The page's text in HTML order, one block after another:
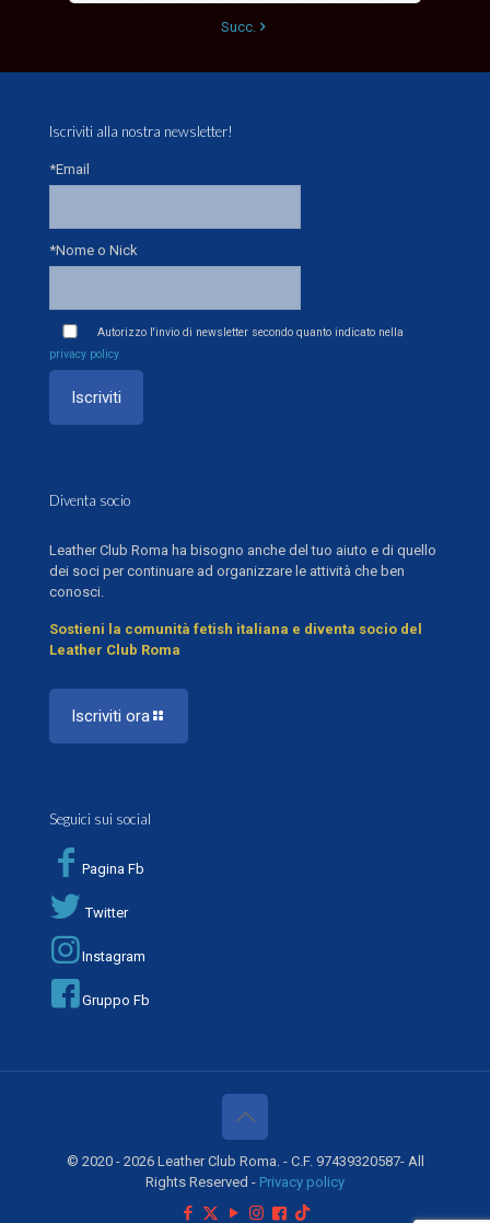
Succ.
Iscriviti alla nostra newsletter!
*Email
*Nome o Nick
Autorizzo l'invio di newsletter secondo quanto indicato nella
privacy policy
Diventa socio
Leather Club Roma ha bisogno anche del tuo aiuto e di quello
dei soci per continuare ad organizzare le attività che ben
conosci.
Sostieni la comunità fetish italiana e diventa socio del
Leather Club Roma
Iscriviti ora
Seguici sui social
Pagina Fb
Twitter
Instagram
Gruppo Fb
© 2020 - 2026 Leather Club Roma. - C.F. 97439320587- All
Rights Reserved - Privacy policy